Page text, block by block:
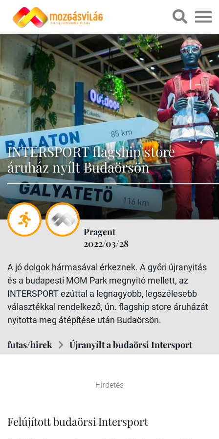
INTERSPORT flagship store
áruház nyílt Budaörsön
Pragent
2022/03/28
A jó dolgok hármasával érkeznek. A győri újranyitás
és a budapesti MOM Park megnyitó mellett, az
INTERSPORT ezúttal a legnagyobb, legszélesebb
választékkal rendelkező, ún. flagship store áruházát
nyitotta meg átépítése után Budaörsön.
futas/hirek Újranyílt a budaörsi Intersport
Hirdetés
Felújított budaörsi Intersport